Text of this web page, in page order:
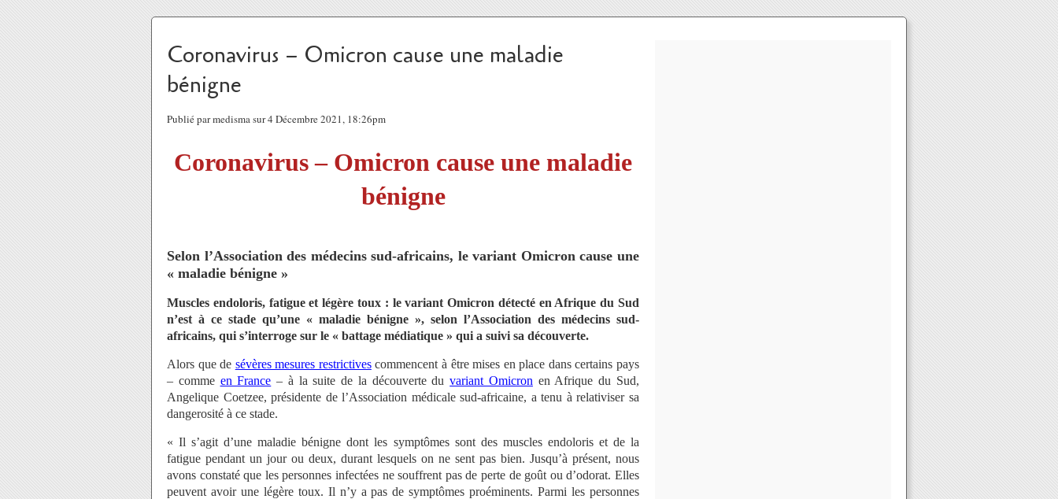
Coronavirus – Omicron cause une maladie
bénigne
Publié par medisma sur 4 Décembre 2021, 18:26pm
Coronavirus – Omicron cause une maladie
bénigne
Selon l’Association des médecins sud-africains, le variant Omicron cause une
« maladie bénigne »
Muscles endoloris, fatigue et légère toux : le variant Omicron détecté en Afrique du Sud
n’est à ce stade qu’une « maladie bénigne », selon l’Association des médecins sud-
africains, qui s’interroge sur le « battage médiatique » qui a suivi sa découverte.
Alors que de sévères mesures restrictivescommencent à être mises en place dans certains pays
– comme en France – à la suite de la découverte duvariant Omicron en Afrique du Sud,
Angelique Coetzee, présidente de l’Association médicale sud-africaine, a tenu à relativiser sa
dangerosité à ce stade.
« Il s’agit d’une maladie bénigne dont les symptômes sont des muscles endoloris et de la
fatigue pendant un jour ou deux, durant lesquels on ne sent pas bien. Jusqu’à présent, nous
avons constaté que les personnes infectées ne souffrent pas de perte de goût ou d’odorat. Elles
peuvent avoir une légère toux. Il n’y a pas de symptômes proéminents. Parmi les personnes